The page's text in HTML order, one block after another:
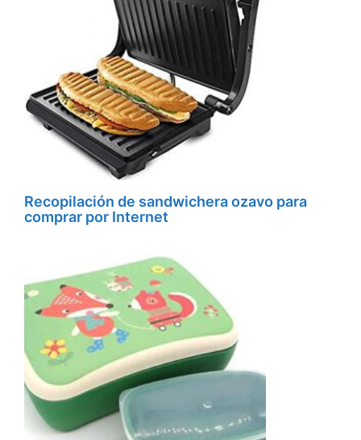
Recopilación de sandwichera ozavo para
comprar por Internet